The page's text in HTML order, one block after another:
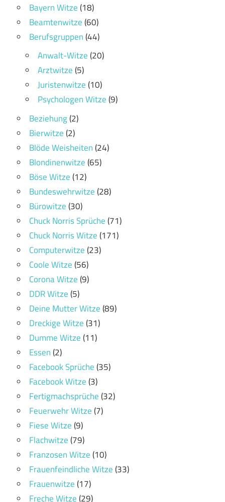
Bayern Witze(18)
Beamtenwitze(60)
Berufsgruppen(44)
Anwalt-Witze(20)
Arztwitze(5)
Juristenwitze(10)
Psychologen Witze(9)
Beziehung(2)
Bierwitze(2)
Blöde Weisheiten(24)
Blondinenwitze(65)
Böse Witze(12)
Bundeswehrwitze(28)
Bürowitze(30)
Chuck Norris Sprüche(71)
Chuck Norris Witze(171)
Computerwitze(23)
Coole Witze(56)
Corona Witze(9)
DDR Witze(5)
Deine Mutter Witze(89)
Dreckige Witze(31)
Dumme Witze(11)
Essen(2)
Facebook Sprüche(35)
Facebook Witze(3)
Fertigmachsprüche(32)
Feuerwehr Witze(7)
Fiese Witze(9)
Flachwitze(79)
Franzosen Witze(10)
Frauenfeindliche Witze(33)
Frauenwitze(17)
Freche Witze(29)